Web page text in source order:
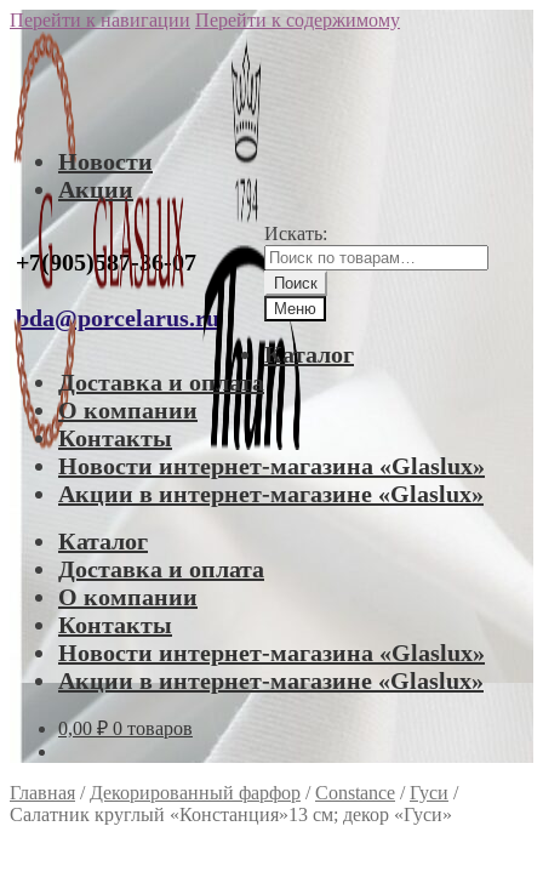
Перейти к навигации Перейти к содержимому
Новости
Акции
+7(905)587-36-07
bda@porcelarus.ru
Искать:
Поиск
Меню
Каталог
Доставка и оплата
О компании
Контакты
Новости интернет-магазина «Glaslux»
Акции в интернет-магазине «Glaslux»
Каталог
Доставка и оплата
О компании
Контакты
Новости интернет-магазина «Glaslux»
Акции в интернет-магазине «Glaslux»
0,00 ₽ 0 товаров
Главная / Декорированный фарфор /Constance /Гуси /
Салатник круглый «Констанция»13 см; декор «Гуси»